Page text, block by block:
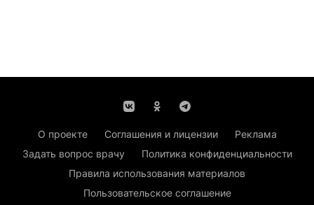
О проекте Соглашения и лицензии
Реклама
Задать вопрос врачу
Политика конфиденциальности
Правила использования материалов
Пользовательское соглашение